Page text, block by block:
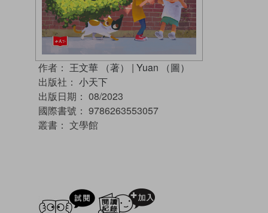
作者： 王文華 （著） | Yuan （圖）
出版社： 小天下
出版日期： 08/2023
國際書號： 9786263553057
叢書： 文學館
試閲